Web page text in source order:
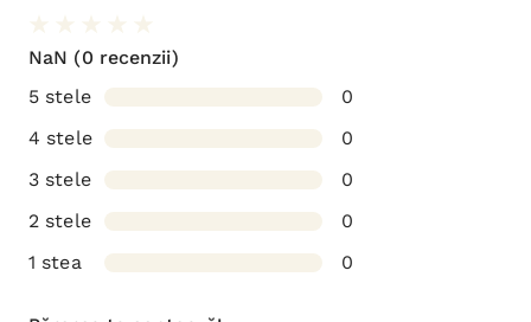
NaN (0 recenzii)
5 stele
0
4 stele
0
3 stele
0
2 stele
0
1 stea
0